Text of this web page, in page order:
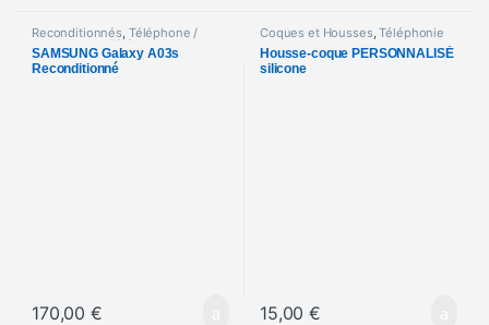
Reconditionnés, Téléphone /
Smartphone ,Téléphonie
SAMSUNG Galaxy A03s
Reconditionné
170,00€
Coques et Housses,Téléphonie
Housse-coque PERSONNALISÉ
silicone
15,00€